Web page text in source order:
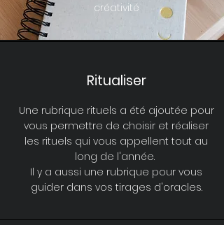
créativité
Ritualiser
Une rubrique rituels a été ajoutée pour
vous permettre de choisir et réaliser
les rituels qui vous appellent tout au
long de l'année.
​Il y a aussi une rubrique pour vous
guider dans vos tirages d'oracles.